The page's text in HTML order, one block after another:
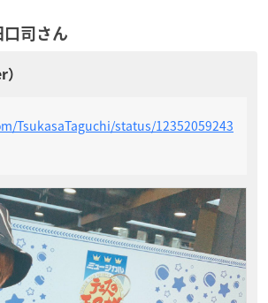
司さん
TsukasaTaguchi/status/12352059243